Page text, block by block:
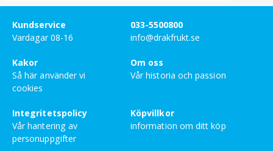
Emelie Larsson april 2, 2026
Elias Olofsson Nilsson
Maria Nääf Rosenqvist
Kundservice
Vardagar 08-16
033-5500800
info@drakfrukt.se
Kakor
Så här använder vi
cookies
Om oss
Vår historia och passion
Integritetspolicy
Vår hantering av
personuppgifter
Köpvillkor
information om ditt köp